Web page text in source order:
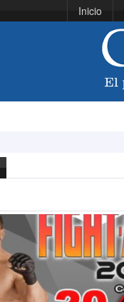
Inicio